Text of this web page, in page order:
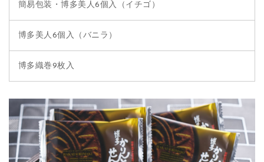
簡易包装・博多美人6個入（イチゴ）
博多美人6個入（バニラ）
博多織巻9枚入